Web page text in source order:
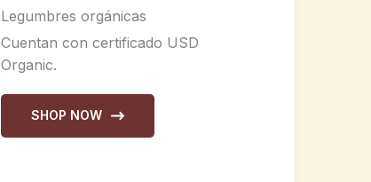
Legumbres orgánicas
Cuentan con certificado USD
Organic.
SHOP NOW